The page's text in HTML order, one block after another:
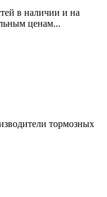
в наличии и на
ценам...
тормозных